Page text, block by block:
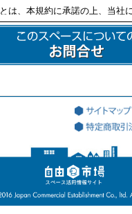
とは、本規約に承諾の上、当社
提供し、当社の定める審査を
会員登録を行った法人又は個
」とは、会員が本サービスを
のWEBサイト（ドメインアド
人又は個人を意味する。
」とは、当社が指定した、本
」とは、第3条第4項に基づき
本サービスの利用に関する契
権」とは、著作権、特許権、
的財産権（これらの権利を取
出願する一切の権利を含む）